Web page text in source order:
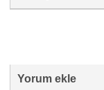
Yorum ekle